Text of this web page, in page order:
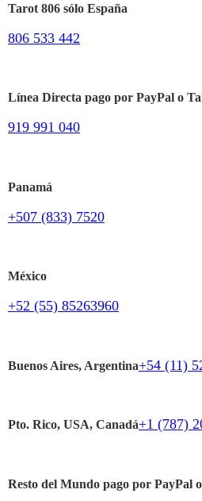
Tarot 806 sólo España
806 533 442
Línea Directa pago por PayPal o
919 991 040
Panamá
+507 (833) 7520
México
+52 (55) 85263960
Buenos Aires, Argentina+54 (11)
Pto. Rico, USA, Canadá+1 (787)
Resto del Mundo pago por PayPal